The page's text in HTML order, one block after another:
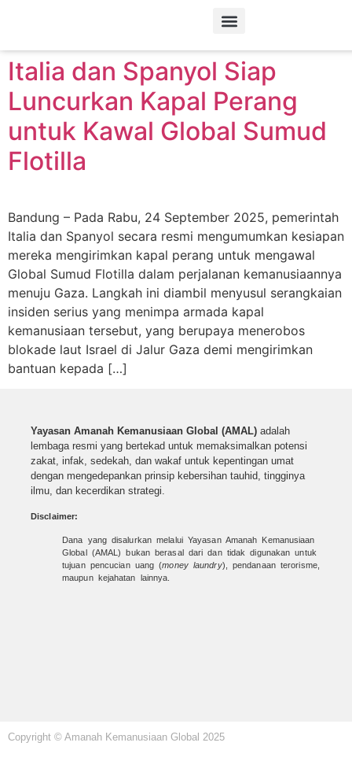
Italia dan Spanyol Siap
Luncurkan Kapal Perang
untuk Kawal Global Sumud
Flotilla
Bandung – Pada Rabu, 24 September 2025, pemerintah
Italia dan Spanyol secara resmi mengumumkan kesiapan
mereka mengirimkan kapal perang untuk mengawal
Global Sumud Flotilla dalam perjalanan kemanusiaannya
menuju Gaza. Langkah ini diambil menyusul serangkaian
insiden serius yang menimpa armada kapal
kemanusiaan tersebut, yang berupaya menerobos
blokade laut Israel di Jalur Gaza demi mengirimkan
bantuan kepada […]
Yayasan Amanah Kemanusiaan Global (AMAL) adalah
lembaga resmi yang bertekad untuk memaksimalkan potensi
zakat, infak, sedekah, dan wakaf untuk kepentingan umat
dengan mengedepankan prinsip kebersihan tauhid, tingginya
ilmu, dan kecerdikan strategi.
Disclaimer:
Dana yang disalurkan melalui Yayasan Amanah Kemanusiaan
Global (AMAL) bukan berasal dari dan tidak digunakan untuk
tujuan pencucian uang (money laundry), pendanaan terorisme,
maupun kejahatan lainnya.
Copyright © Amanah Kemanusiaan Global 2025